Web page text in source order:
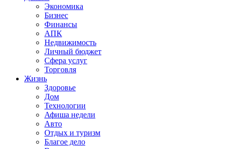
Экономика
Бизнес
Финансы
АПК
Недвижимость
Личный бюджет
Сфера услуг
Торговля
Жизнь
Здоровье
Дом
Технологии
Афиша недели
Авто
Отдых и туризм
Благое дело